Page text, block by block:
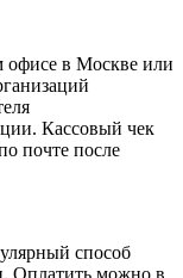
офисе в Москве или
Кассовый чек
почте после
способ
Оплатить можно в